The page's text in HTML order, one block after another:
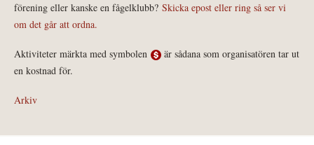
förening eller kanske en fågelklubb? Skicka epost eller ring så ser vi
om det går att ordna.
Aktiviteter märkta med symbolen
är sådana som organisatören tar ut
en kostnad för.
Arkiv